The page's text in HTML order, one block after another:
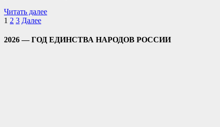
Читать далее
Пагинация
записей
1 2 3 Далее
2026 — ГОД ЕДИНСТВА НАРОДОВ РОССИИ